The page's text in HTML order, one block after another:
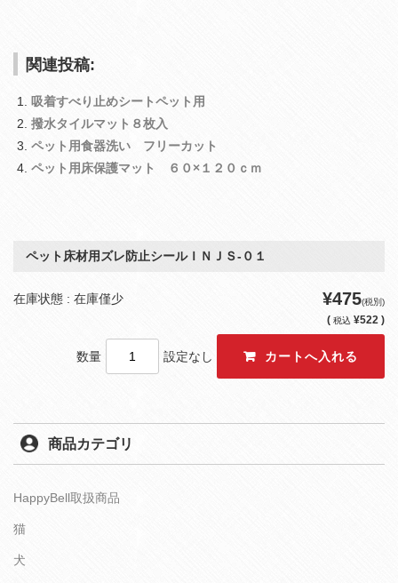
関連投稿:
吸着すべり止めシートペット用
撥水タイルマット８枚入
ペット用食器洗い フリーカット
ペット用床保護マット ６０×１２０ｃｍ
ペット床材用ズレ防止シールＩＮＪＳ‐０１
在庫状態 : 在庫僅少 ¥475(税別)
( 税込 ¥522 )
数量 設定なし
商品カテゴリ
HappyBell取扱商品
猫
犬